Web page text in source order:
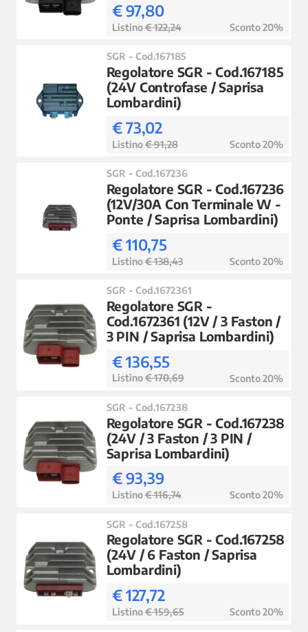
€ 97,80
Listino€ 122,24 Sconto 20%
SGR - Cod.167185
Regolatore SGR - Cod.167185
(24V Controfase / Saprisa
Lombardini)
€ 73,02
Listino€ 91,28 Sconto 20%
SGR - Cod.167236
Regolatore SGR - Cod.167236
(12V/30A Con Terminale W -
Ponte / Saprisa Lombardini)
€ 110,75
Listino€ 138,43 Sconto 20%
SGR - Cod.1672361
Regolatore SGR -
Cod.1672361 (12V / 3 Faston /
3 PIN / Saprisa Lombardini)
€ 136,55
Listino€ 170,69 Sconto 20%
SGR - Cod.167238
Regolatore SGR - Cod.167238
(24V / 3 Faston / 3 PIN /
Saprisa Lombardini)
€ 93,39
Listino€ 116,74 Sconto 20%
SGR - Cod.167258
Regolatore SGR - Cod.167258
(24V / 6 Faston / Saprisa
Lombardini)
€ 127,72
Listino€ 159,65 Sconto 20%